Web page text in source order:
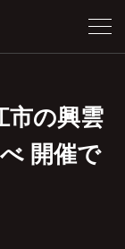
市の興雲
開催で